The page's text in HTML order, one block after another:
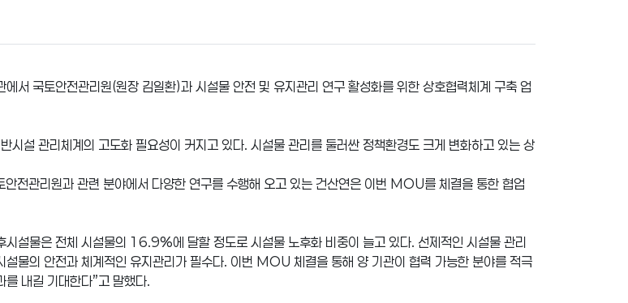
서 국토안전관리원(원장 김일환)과 시설물 안전 및 유지관리 연구 활성화를 위한 상호협력체계 구축 업
설 관리체계의 고도화 필요성이 커지고 있다. 시설물 관리를 둘러싼 정책환경도 크게 변화하고 있는 상
전관리원과 관련 분야에서 다양한 연구를 수행해 오고 있는 건산연은 이번 MOU를 체결을 통한 협업
설물은 전체 시설물의 16.9%에 달할 정도로 시설물 노후화 비중이 늘고 있다. 선제적인 시설물 관리
물의 안전과 체계적인 유지관리가 필수다. 이번 MOU 체결을 통해 양 기관이 협력 가능한 분야를 적극
내길 기대한다”고 말했다.